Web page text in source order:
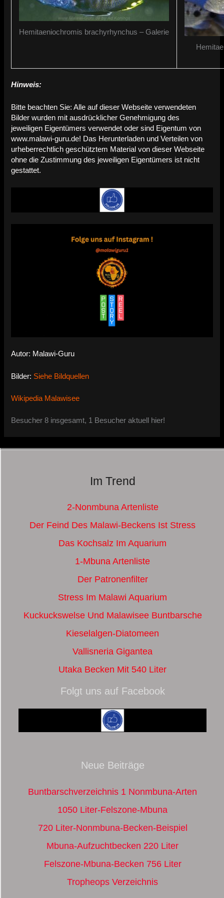
Hemitaeniochromis brachyrhynchus – Galerie
Hinweis:
Bitte beachten Sie: Alle auf dieser Webseite verwendeten
Bilder wurden mit ausdrücklicher Genehmigung des
jeweiligen Eigentümers verwendet oder sind Eigentum von
www.malawi-guru.de! Das Herunterladen und Verteilen von
urheberrechtlich geschütztem Material von dieser Webseite
ohne die Zustimmung des jeweiligen Eigentümers ist nicht
gestattet.
Autor: Malawi-Guru
Bilder: Siehe Bildquellen
Wikipedia Malawisee
Besucher 8 insgesamt, 1 Besucher aktuell hier!
Im Trend
2-Nonmbuna Artenliste
Der Feind Des Malawi-Beckens Ist Stress
Das Kochsalz Im Aquarium
1-Mbuna Artenliste
Der Patronenfilter
Stress Im Malawi Aquarium
Kuckuckswelse Und Malawisee Buntbarsche
Kieselalgen-Diatomeen
Vallisneria Gigantea
Utaka Becken Mit 540 Liter
Folgt uns auf Facebook
Neue Beiträge
Buntbarschverzeichnis 1 Nonmbuna-Arten
1050 Liter-Felszone-Mbuna
720 Liter-Nonmbuna-Becken-Beispiel
Mbuna-Aufzuchtbecken 220 Liter
Felszone-Mbuna-Becken 756 Liter
Tropheops Verzeichnis